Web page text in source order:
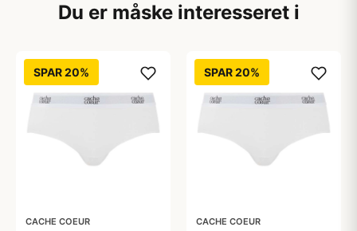
Du er måske interesseret i
SPAR 20%
CACHE COEUR
SPAR 20%
CACHE COEUR